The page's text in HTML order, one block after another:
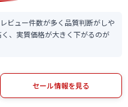
ビュー件数が多く品質判断がしや
、実質価格が大きく下がるのが
セール情報を見る